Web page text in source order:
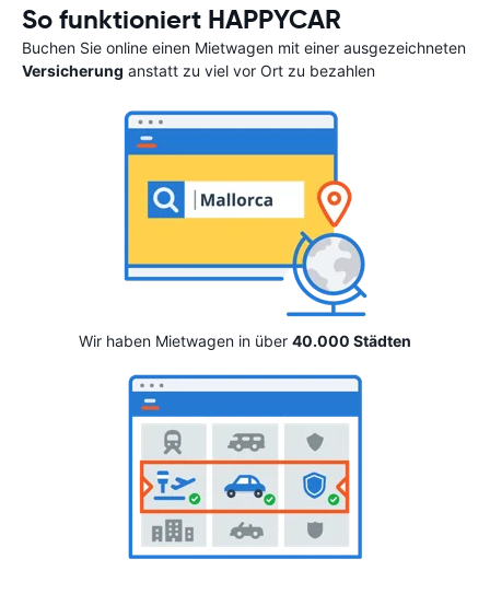
So funktioniert HAPPYCAR
Buchen Sie online einen Mietwagen mit einer ausgezeichneten
Versicherung anstatt zu viel vor Ort zu bezahlen
Wir haben Mietwagen in über 40.000 Städten